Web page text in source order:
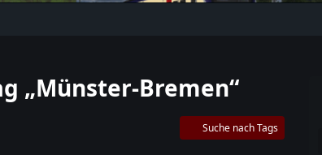
„Münster-Bremen“
Suche nach Tags